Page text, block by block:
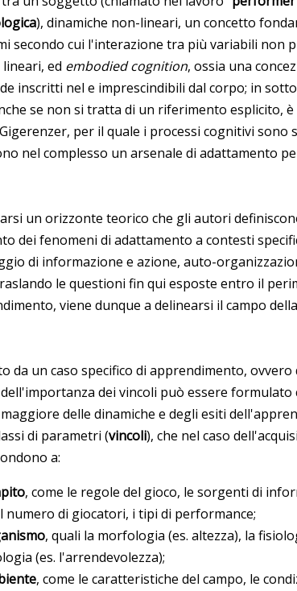
), dinamiche non-lineari, un concetto
secondo cui l'interazione tra più variabili non
ed embodied cognition, ossia una
inscritti nel e imprescindibili dal corpo; in
se non si tratta di un riferimento esplicito, è
per il quale i processi cognitivi sono
nel complesso un arsenale di adattamento
un orizzonte teorico che gli autori
dei fenomeni di adattamento a contesti
di informazione e azione, auto-
le questioni fin qui esposte entro il
viene dunque a delinearsi il campo della
da un caso specifico di apprendimento, ovvero
dei vincoli può essere formulato
delle dinamiche e degli esiti
di parametri (vincoli), che nel caso
a:
, come le regole del gioco, le sorgenti di
numero di giocatori, i tipi di performance;
, quali la morfologia (es. altezza), la
(es. l'arrendevolezza);
, come le caratteristiche del campo, le